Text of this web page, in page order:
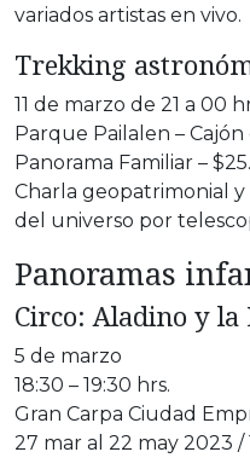
variados artistas en vivo.
Trekking
11 de marzo de 21 a 00
Parque Pailalen – Cajón
Panorama Familiar –
Charla geopatrimonial
del universo por
Panoramas
Circo: Aladino y
5 de marzo
18:30 – 19:30 hrs.
Gran Carpa Ciudad
27 mar al 22 may 2023 /